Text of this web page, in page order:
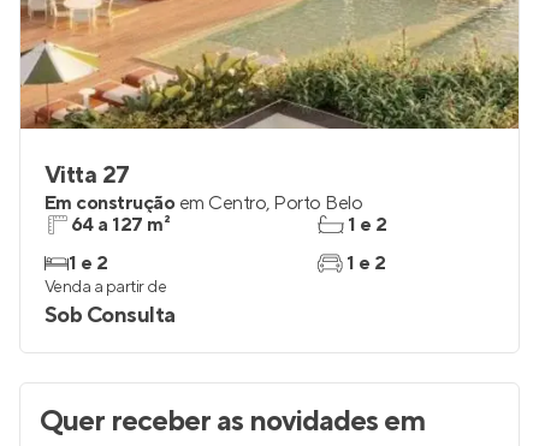
Vitta 27
Em construção em Centro, Porto Belo
64 a 127 m²
1 e 2
1 e 2
1 e 2
Venda a partir de
Sob Consulta
Quer receber as novidadesem